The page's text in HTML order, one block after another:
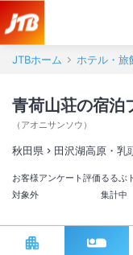
JTBホーム ホテル・旅
青荷山荘の宿泊
（ アオニサンソウ ）
秋田県 田沢湖高原・乳
お客様アンケート評価
対象外
るるぶ
集計中